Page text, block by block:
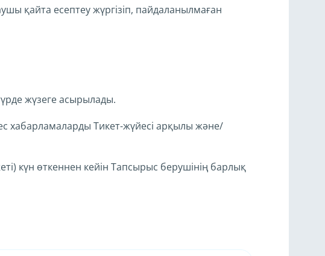
қайта есептеу жүргізіп, пайдаланылмаған
жүзеге асырылады.
хабарламаларды Тикет-жүйесі арқылы және/
күн өткеннен кейін Тапсырыс берушінің барлық